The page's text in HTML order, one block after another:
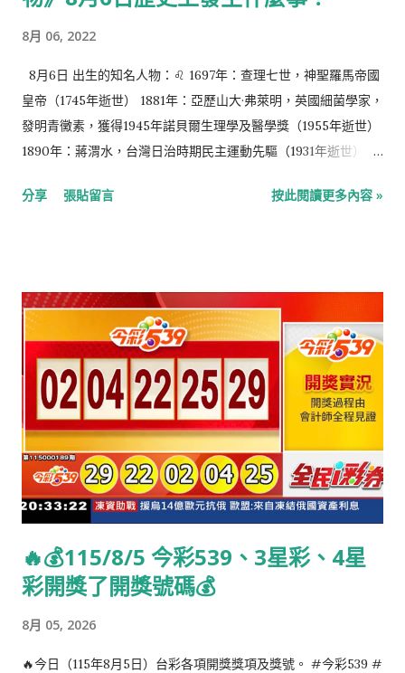
8月 06, 2022
8月6日 出生的知名人物：♌️ 1697年：查理七世，神聖羅馬帝國
皇帝（1745年逝世） 1881年：亞歷山大·弗萊明，英國細菌學家，
發明青黴素，獲得1945年諾貝爾生理學及醫學獎（1955年逝世）
1890年：蔣渭水，台灣日治時期民主運動先驅（1931年逝世）
爾，美國演員（1989年逝世） 1927年：阿圖羅·阿曼多·莫利納，
修賢，香港男演員 1958年：高志森，香港男導演、編劇、監制、
主持人 1959年：柯文哲，台灣醫師、臺大醫學院教授，現任台北
市市長。 1962年：楊紫瓊，馬來西亞女演員 1963年：凱文·米特
尼克，美國電腦安全顧問、作家、駭客 1964年：梁雁翎，香港女
歌手 1965年：梶浦由記，日本動畫作曲家 1965年：錢嘉樂，香
港男演員、動作指導 1965年：曾華倩，香港女演員、主持人
1970年：奈特·沙馬蘭，印度裔美國電影編劇、導演 1970年：曾
心梅，台灣女歌手 1970年：梁佩瑚，香港女小說作家、前演員
1972年：方馨，台灣女演員 1973年：古澤良太，日本編劇 1978
人 1981年：崔維·麥考伊，美國男歌手 1982年：雅芝·加里，美國
女模特兒 1983年：羅賓·雲佩斯，荷蘭足球運動員 1984年：瑪雅·
運動員 1987年：葉姵延，香港羽毛球運動員 1988年：窪田正
孝，日本男演員 1989年：卡莉·洛伊，美國女子排球運動員 1989
分享 張貼留言 按此閱讀更多內容 »
🔥💰115/8/5 今彩539、3星彩、4星
彩開獎了開獎號碼💰
8月 05, 2026
🔥今日（115年8月5日）台彩各項開獎獎項及獎號。 #今彩539 #